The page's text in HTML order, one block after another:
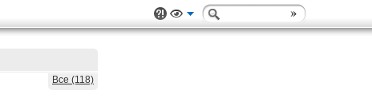
Все (118)